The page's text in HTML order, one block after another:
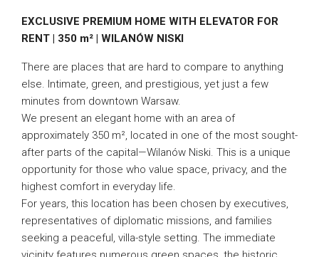
EXCLUSIVE PREMIUM HOME WITH ELEVATOR FOR
RENT | 350 m² | WILANÓW NISKI
There are places that are hard to compare to anything
else. Intimate, green, and prestigious, yet just a few
minutes from downtown Warsaw.
We present an elegant home with an area of
approximately 350 m², located in one of the most sought-
after parts of the capital—Wilanów Niski. This is a unique
opportunity for those who value space, privacy, and the
highest comfort in everyday life.
For years, this location has been chosen by executives,
representatives of diplomatic missions, and families
seeking a peaceful, villa-style setting. The immediate